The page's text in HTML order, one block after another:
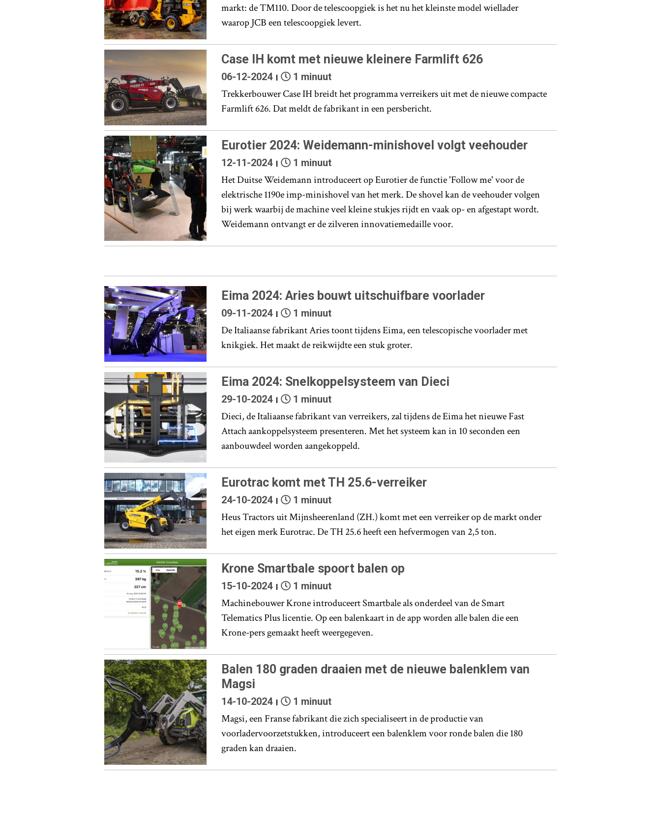
markt: de TM110. Door de telescoopgiek is het nu het kleinste model wiellader
waarop JCB een telescoopgiek levert.
Case IH komt met nieuwe kleinere Farmlift 626
06-12-2024 1 minuut
Trekkerbouwer Case IH breidt het programma verreikers uit met de nieuwe compacte
Farmlift 626. Dat meldt de fabrikant in een persbericht.
Eurotier 2024: Weidemann-minishovel volgt veehouder
12-11-2024 1 minuut
Het Duitse Weidemann introduceert op Eurotier de functie 'Follow me' voor de
elektrische 1190e imp-minishovel van het merk. De shovel kan de veehouder volgen
bij werk waarbij de machine veel kleine stukjes rijdt en vaak op- en afgestapt wordt.
Weidemann ontvangt er de zilveren innovatiemedaille voor.
Eima 2024: Aries bouwt uitschuifbare voorlader
09-11-2024 1 minuut
De Italiaanse fabrikant Aries toont tijdens Eima, een telescopische voorlader met
knikgiek. Het maakt de reikwijdte een stuk groter.
Eima 2024: Snelkoppelsysteem van Dieci
29-10-2024 1 minuut
Dieci, de Italiaanse fabrikant van verreikers, zal tijdens de Eima het nieuwe Fast
Attach aankoppelsysteem presenteren. Met het systeem kan in 10 seconden een
aanbouwdeel worden aangekoppeld.
Eurotrac komt met TH 25.6-verreiker
24-10-2024 1 minuut
Heus Tractors uit Mijnsheerenland (ZH.) komt met een verreiker op de markt onder
het eigen merk Eurotrac. De TH 25.6 heeft een hefvermogen van 2,5 ton.
Krone Smartbale spoort balen op
15-10-2024 1 minuut
Machinebouwer Krone introduceert Smartbale als onderdeel van de Smart
Telematics Plus licentie. Op een balenkaart in de app worden alle balen die een
Krone-pers gemaakt heeft weergegeven.
Balen 180 graden draaien met de nieuwe balenklem van
Magsi
14-10-2024 1 minuut
Magsi, een Franse fabrikant die zich specialiseert in de productie van
voorladervoorzetstukken, introduceert een balenklem voor ronde balen die 180
graden kan draaien.